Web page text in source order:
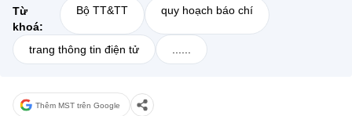
Từ
khoá:
Bộ TT&TT quy hoạch báo chí
trang thông tin điện tử
Thêm MST trên Google